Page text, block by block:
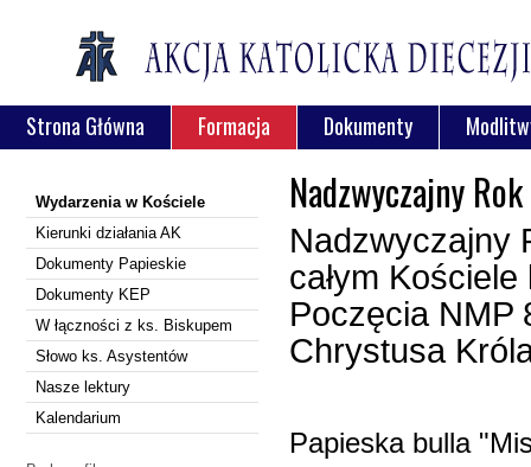
Strona Główna Formacja Dokumenty
Wydarzenia w Kościele
Kierunki działania AK
Dokumenty Papieskie
Dokumenty KEP
W łączności z ks. Biskupem
Słowo ks. Asystentów
Nasze lektury
Kalendarium
Nadzwyczajny
Nadzwyczajny
całym
Poczęcia NMP
Chrystusa
Papieska bulla